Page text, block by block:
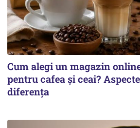
Cum alegi un magazin
pentru cafea și ceai?
diferența